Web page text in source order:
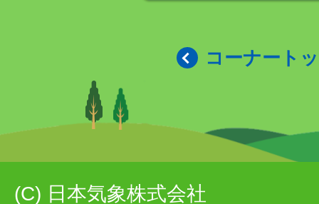
コーナート
(C) 日本気象株式会社